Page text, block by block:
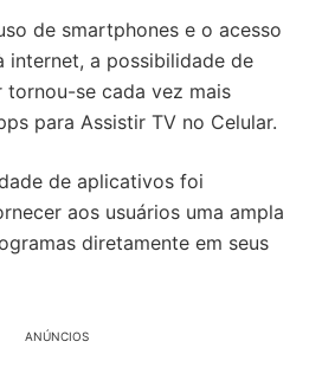
de smartphones e o acesso
internet, a possibilidade de
tornou-se cada vez mais
para Assistir TV no Celular.
de aplicativos foi
aos usuários uma ampla
diretamente em seus
ANÚNCIOS